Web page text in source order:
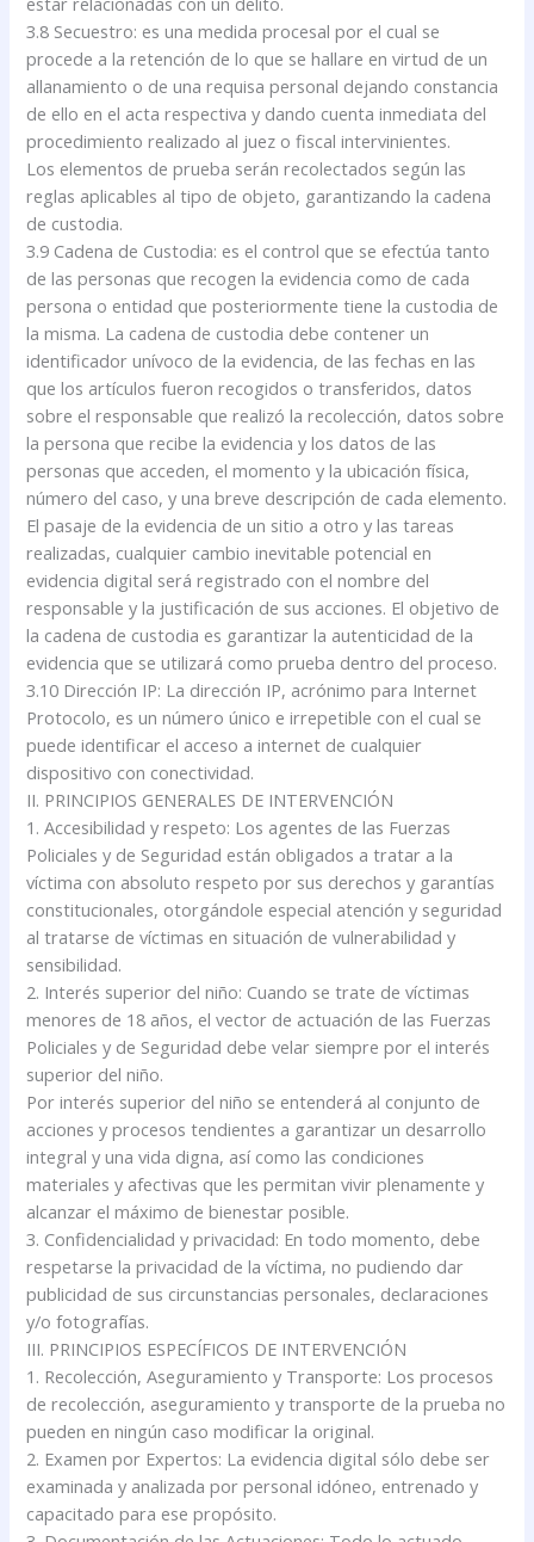
3.8 Secuestro: es una medida procesal por el cual se
procede a la retención de lo que se hallare en virtud de un
allanamiento o de una requisa personal dejando constancia
de ello en el acta respectiva y dando cuenta inmediata del
procedimiento realizado al juez o fiscal intervinientes.
Los elementos de prueba serán recolectados según las
reglas aplicables al tipo de objeto, garantizando la cadena
de custodia.
3.9 Cadena de Custodia: es el control que se efectúa tanto
de las personas que recogen la evidencia como de cada
persona o entidad que posteriormente tiene la custodia de
la misma. La cadena de custodia debe contener un
identificador unívoco de la evidencia, de las fechas en las
que los artículos fueron recogidos o transferidos, datos
sobre el responsable que realizó la recolección, datos sobre
la persona que recibe la evidencia y los datos de las
personas que acceden, el momento y la ubicación física,
número del caso, y una breve descripción de cada elemento.
El pasaje de la evidencia de un sitio a otro y las tareas
realizadas, cualquier cambio inevitable potencial en
evidencia digital será registrado con el nombre del
responsable y la justificación de sus acciones. El objetivo de
la cadena de custodia es garantizar la autenticidad de la
evidencia que se utilizará como prueba dentro del proceso.
3.10 Dirección IP: La dirección IP, acrónimo para Internet
Protocolo, es un número único e irrepetible con el cual se
puede identificar el acceso a internet de cualquier
dispositivo con conectividad.
II. PRINCIPIOS GENERALES DE INTERVENCIÓN
1. Accesibilidad y respeto: Los agentes de las Fuerzas
Policiales y de Seguridad están obligados a tratar a la
víctima con absoluto respeto por sus derechos y garantías
constitucionales, otorgándole especial atención y seguridad
al tratarse de víctimas en situación de vulnerabilidad y
sensibilidad.
2. Interés superior del niño: Cuando se trate de víctimas
menores de 18 años, el vector de actuación de las Fuerzas
Policiales y de Seguridad debe velar siempre por el interés
superior del niño.
Por interés superior del niño se entenderá al conjunto de
acciones y procesos tendientes a garantizar un desarrollo
integral y una vida digna, así como las condiciones
materiales y afectivas que les permitan vivir plenamente y
alcanzar el máximo de bienestar posible.
3. Confidencialidad y privacidad: En todo momento, debe
respetarse la privacidad de la víctima, no pudiendo dar
publicidad de sus circunstancias personales, declaraciones
y/o fotografías.
III. PRINCIPIOS ESPECÍFICOS DE INTERVENCIÓN
1. Recolección, Aseguramiento y Transporte: Los procesos
de recolección, aseguramiento y transporte de la prueba no
pueden en ningún caso modificar la original.
2. Examen por Expertos: La evidencia digital sólo debe ser
examinada y analizada por personal idóneo, entrenado y
capacitado para ese propósito.